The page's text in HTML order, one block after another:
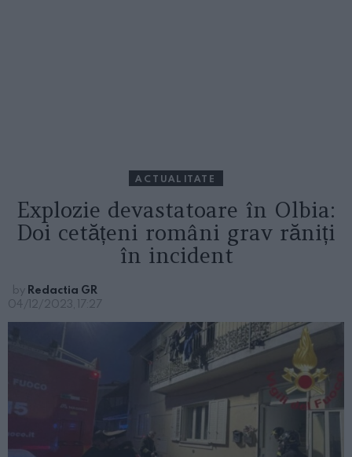
ACTUALITATE
Explozie devastatoare în Olbia:
Doi cetățeni români grav răniți
în incident
by Redactia GR
04/12/2023, 17:27